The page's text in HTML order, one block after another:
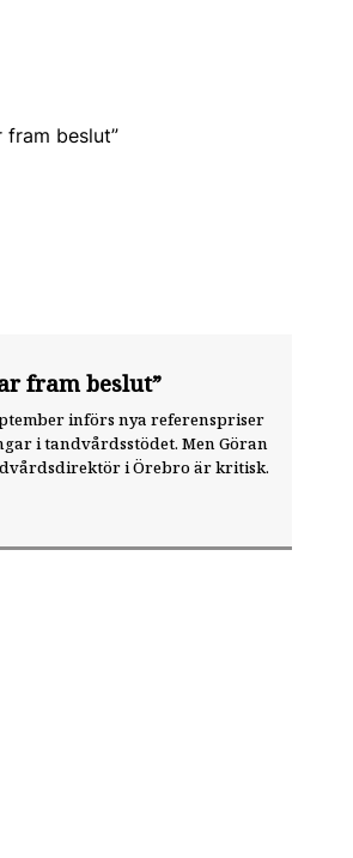
fram beslut”
införs nya referenspriser
i tandvårdsstödet. Men Göran
i Örebro är kritisk.